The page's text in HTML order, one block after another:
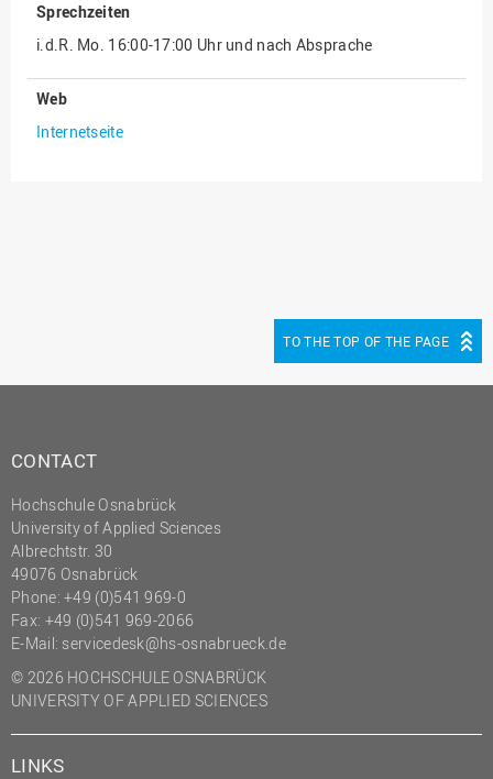
Personalentwicklung
Personalrat
Präsidialbüro
Professional School
Innovationsmanagement
Sprechzeiten
i.d.R. Mo. 16:00-17:00 Uhr und nach Absprache
Web
Internetseite
TO THE TOP OF THE PAGE
CONTACT
Hochschule Osnabrück
University of Applied Sciences
Albrechtstr. 30
49076 Osnabrück
Phone: +49 (0)541 969-0
Fax: +49 (0)541 969-2066
E-Mail: servicedesk@hs-osnabrueck.de
© 2026 HOCHSCHULE OSNABRÜCK
UNIVERSITY OF APPLIED SCIENCES
LINKS